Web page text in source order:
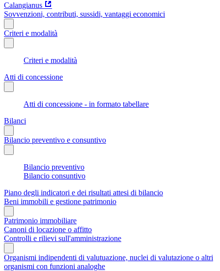
Calangianus
Sovvenzioni, contributi, sussidi, vantaggi economici
Criteri e modalità
Criteri e modalità
Atti di concessione
Atti di concessione - in formato tabellare
Bilanci
Bilancio preventivo e consuntivo
Bilancio preventivo
Bilancio consuntivo
Piano degli indicatori e dei risultati attesi di bilancio
Beni immobili e gestione patrimonio
Patrimonio immobiliare
Canoni di locazione o affitto
Controlli e rilievi sull'amministrazione
Organismi indipendenti di valutuazione, nuclei di valutazione o altri
organismi con funzioni analoghe